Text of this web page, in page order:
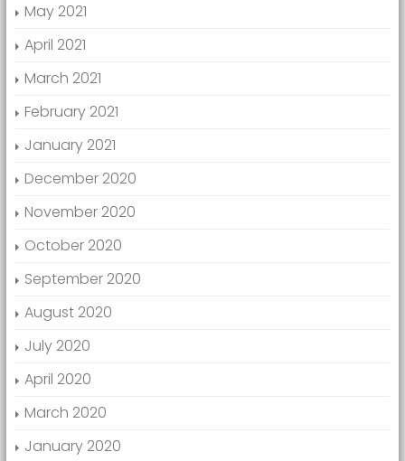
May 2021
April 2021
March 2021
February 2021
January 2021
December 2020
November 2020
October 2020
September 2020
August 2020
July 2020
April 2020
March 2020
January 2020